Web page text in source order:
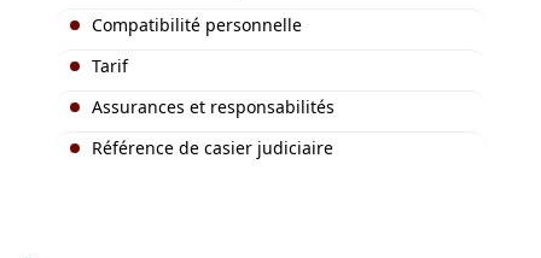
Compatibilité personnelle
Tarif
Assurances et responsabilités
Référence de casier judiciaire